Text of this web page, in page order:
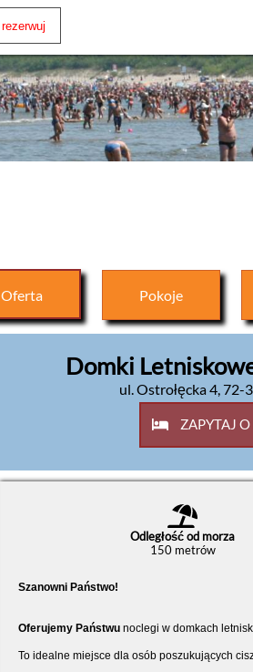
Oferta Pokoje
Domki
ul. Ostrołęcka 4,72-
ZAPYTAJ
Odległość od morza
150 metrów
Szanowni Państwo!
Oferujemy Państwu noclegi w domkach
To idealne miejsce dla osób poszukujących